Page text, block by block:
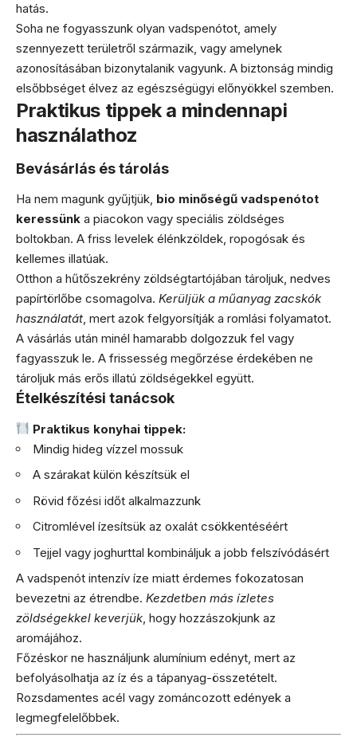
hatás.
Soha ne fogyasszunk olyan vadspenótot, amely
szennyezett területről származik, vagy amelynek
azonosításában bizonytalanik vagyunk. A biztonság mindig
elsőbbséget élvez az egészségügyi előnyökkel szemben.
Praktikus tippek a mindennapi
használathoz
Bevásárlás és tárolás
Ha nem magunk gyűjtjük, bio minőségű vadspenótot
keressünk a piacokon vagy speciális zöldséges
boltokban. A friss levelek élénkzöldek, ropogósak és
kellemes illatúak.
Otthon a hűtőszekrény zöldségtartójában tároljuk, nedves
papírtörlőbe csomagolva. Kerüljük a műanyag zacskók
használatát, mert azok felgyorsítják a romlási folyamatot.
A vásárlás után minél hamarabb dolgozzuk fel vagy
fagyasszuk le. A frissesség megőrzése érdekében ne
tároljuk más erős illatú zöldségekkel együtt.
Ételkészítési tanácsok
Praktikus konyhai tippek:
Mindig hideg vízzel mossuk
A szárakat külön készítsük el
Rövid főzési időt alkalmazzunk
Citromlével ízesítsük az oxalát csökkentéséért
Tejjel vagy joghurttal kombináljuk a jobb felszívódásért
A vadspenót intenzív íze miatt érdemes fokozatosan
bevezetni az étrendbe. Kezdetben más ízletes
zöldségekkel keverjük, hogy hozzászokjunk az
aromájához.
Főzéskor ne használjunk alumínium edényt, mert az
befolyásolhatja az íz és a tápanyag-összetételt.
Rozsdamentes acél vagy zománcozott edények a
legmegfelelőbbek.